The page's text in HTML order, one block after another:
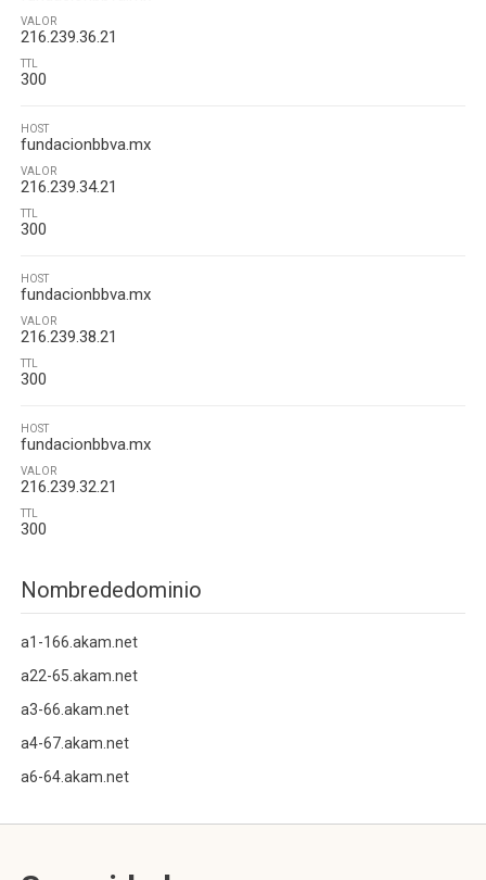
VALOR
216.239.36.21
TTL
300
HOST
fundacionbbva.mx
VALOR
216.239.34.21
TTL
300
HOST
fundacionbbva.mx
VALOR
216.239.38.21
TTL
300
HOST
fundacionbbva.mx
VALOR
216.239.32.21
TTL
300
Nombrededominio
a1-166.akam.net
a22-65.akam.net
a3-66.akam.net
a4-67.akam.net
a6-64.akam.net